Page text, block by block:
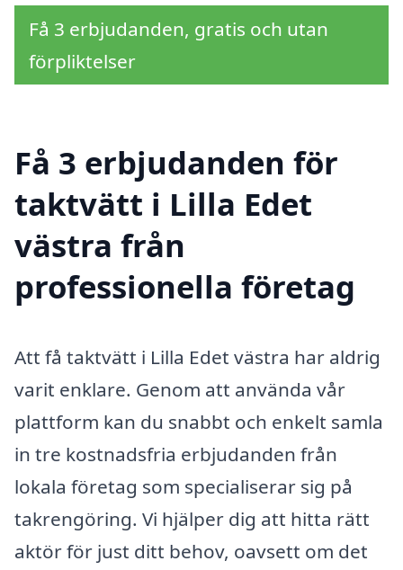
Få 3 erbjudanden, gratis och utan
förpliktelser
Få 3 erbjudanden för
taktvätt i Lilla Edet
västra från
professionella företag
Att få taktvätt i Lilla Edet västra har aldrig
varit enklare. Genom att använda vår
plattform kan du snabbt och enkelt samla
in tre kostnadsfria erbjudanden från
lokala företag som specialiserar sig på
takrengöring. Vi hjälper dig att hitta rätt
aktör för just ditt behov, oavsett om det